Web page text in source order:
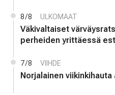
8/8 ULKOMAAT
Väkivaltaiset
perheiden yrittäessä
7/8 VIIHDE
Norjalainen viikinkihauta